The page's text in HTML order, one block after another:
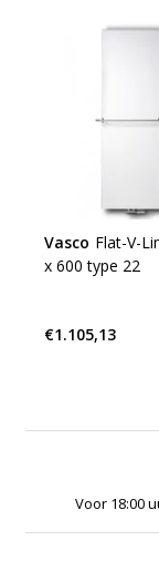
Vasco Flat-V-
x 600 type 22
€1.105,13
Voor 18:00